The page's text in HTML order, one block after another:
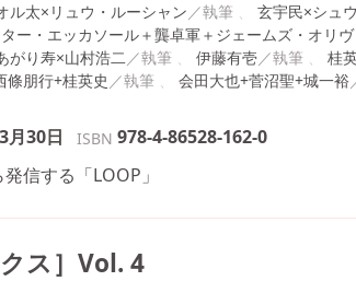
ル太×リュウ・ルーシャン
玄宇民×シュ
ー・エッカソール＋龔卓軍＋ジェームズ・オリ
がり寿×山村浩二 伊藤有壱
桂
條朋行+桂英史
会田大也+菅沼聖+城一裕
月30日 ISBN 978-4-86528-162-0
信する「LOOP」
ス］Vol. 4